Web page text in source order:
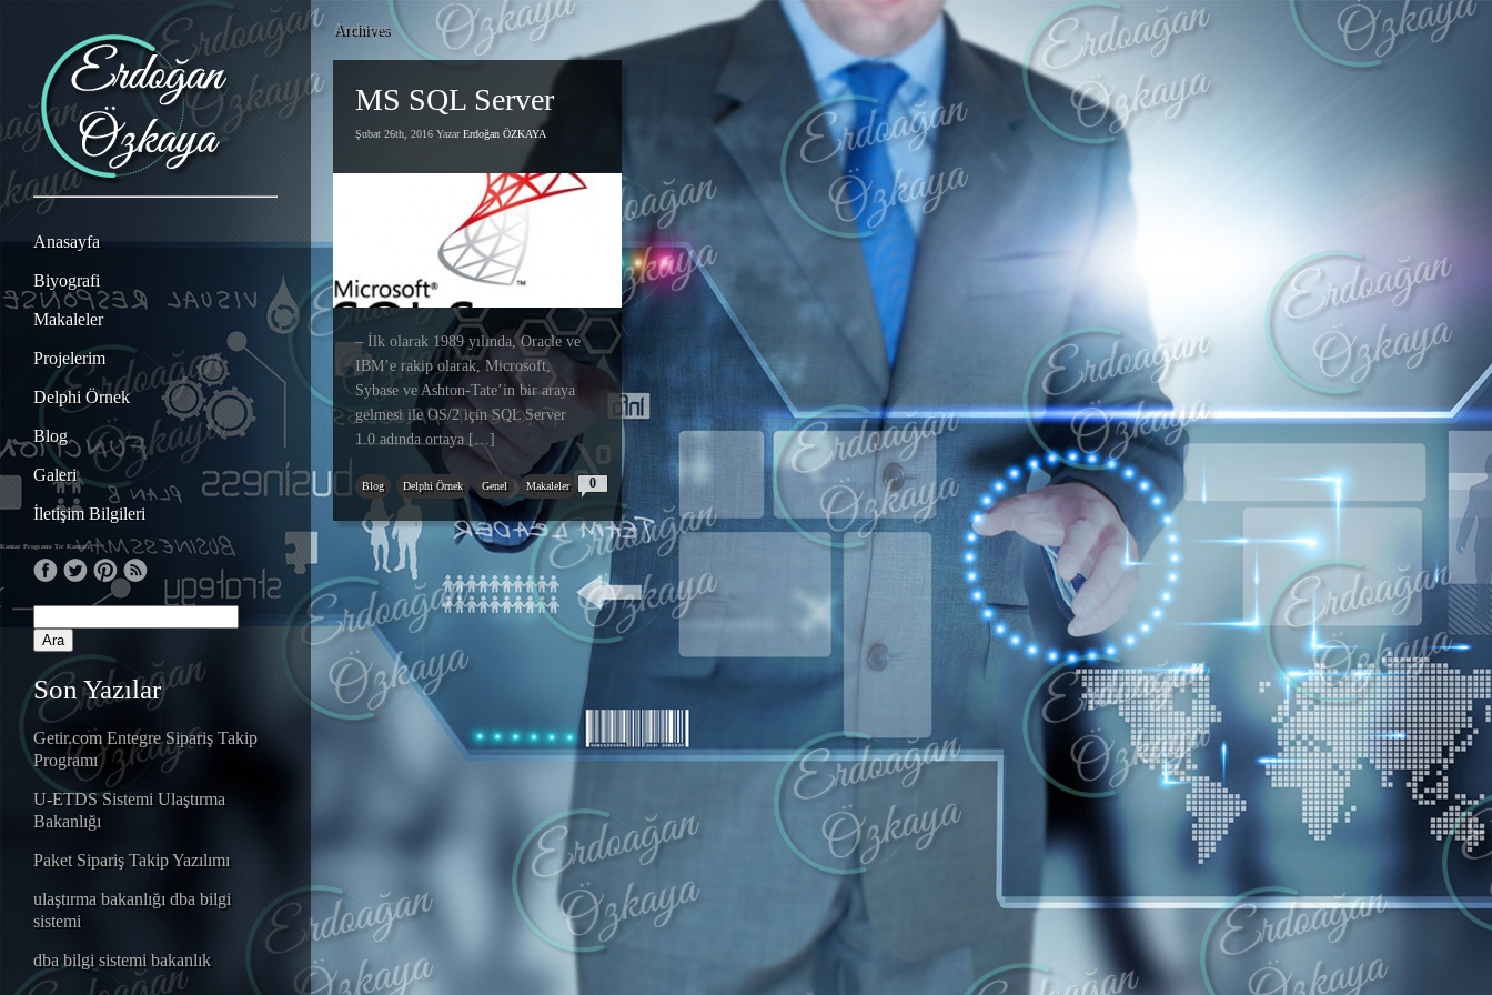
Anasayfa
Biyografi
Makaleler
Projelerim
Delphi Örnek
Blog
Galeri
İletişim Bilgileri
Son Yazılar
Getir.com Entegre Sipariş Takip
Programı
U-ETDS Sistemi Ulaştırma
Bakanlığı
Paket Sipariş Takip Yazılımı
ulaştırma bakanlığı dba bilgi
sistemi
dba bilgi sistemi bakanlık
Archives
MS SQL Server
0
Şubat 26th, 2016 YazarErdoğan ÖZKAYA
– İlk olarak 1989 yılında, Oracle ve
IBM’e rakip olarak, Microsoft,
Sybase ve Ashton-Tate’in bir araya
gelmesi ile OS/2 için SQL Server
1.0 adında ortaya […]
Blog Delphi Örnek Genel Makaleler
Kantar Programı Tır Kantarı